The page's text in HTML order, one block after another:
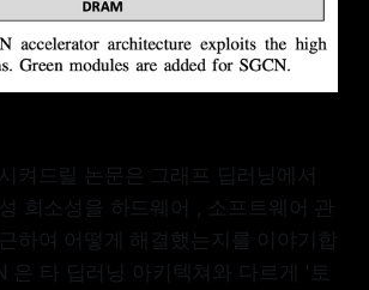
켜드릴 논문은 그래프 딥러닝에서
희소성을 하드웨어 , 소프트웨어 관
하여 어떻게 해결했는지를 이야기합
은 타 딥러닝 아키텍쳐와 다르게 '토